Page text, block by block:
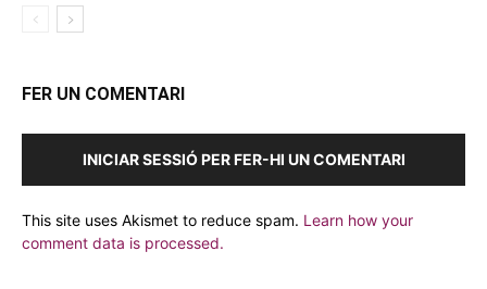
FER UN COMENTARI
INICIAR SESSIÓ PER FER-HI UN COMENTARI
This site uses Akismet to reduce spam. Learn how your
comment data is processed.